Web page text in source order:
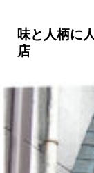
味と人柄に
店